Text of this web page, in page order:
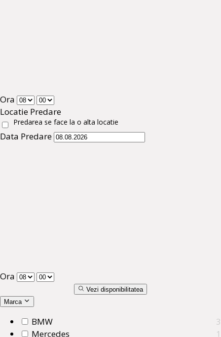
Ora
Locatie Predare
Predarea se face la o alta locatie
Data Predare
Ora
Vezi disponibilitatea
Marca
BMW
3
Mercedes
1